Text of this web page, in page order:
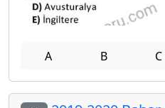
A B C